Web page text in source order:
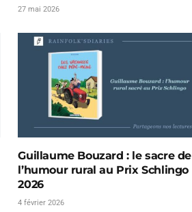
27 mai 2026
Guillaume Bouzard : le sacre de
l’humour rural au Prix Schlingo
2026
4 février 2026